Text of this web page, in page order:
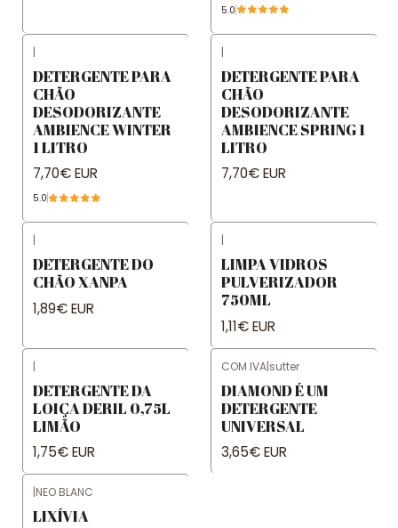
5.0
|
DETERGENTE PARA
CHÃO
DESODORIZANTE
AMBIENCE WINTER
1 LITRO
7,70€ EUR
5.0
|
DETERGENTE PARA
CHÃO
DESODORIZANTE
AMBIENCE SPRING 1
LITRO
7,70€ EUR
|
DETERGENTE DO
CHÃO XANPA
1,89€ EUR
|
LIMPA VIDROS
PULVERIZADOR
750ML
1,11€ EUR
|
DETERGENTE DA
LOIÇA DERIL 0,75L
LIMÃO
1,75€ EUR
COM IVA|sutter
DIAMOND É UM
DETERGENTE
UNIVERSAL
3,65€ EUR
|NEO BLANC
LIXÍVIA